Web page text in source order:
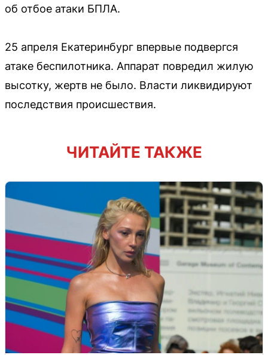
об отбое атаки БПЛА.
25 апреля Екатеринбург впервые подвергся
атаке беспилотника. Аппарат повредил жилую
высотку, жертв не было. Власти ликвидируют
последствия происшествия.
ЧИТАЙТЕ ТАКЖЕ